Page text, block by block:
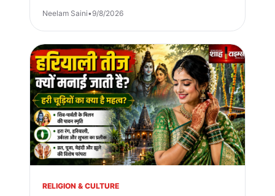
Neelam Saini•9/8/2026
RELIGION & CULTURE